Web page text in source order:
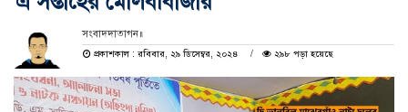
সংবাদদাতাগন॥
প্রকাশকাল : রবিবার, ২৯ ডিসেম্বর, ২০২৪
২৯৮ পড়া হয়েছে